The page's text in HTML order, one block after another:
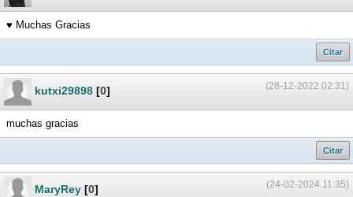
♥ Muchas Gracias
Citar
(28-12-2022 02:31)
kutxi29898 [0]
muchas gracias
Citar
(24-02-2024 11:35)
MaryRey [0]